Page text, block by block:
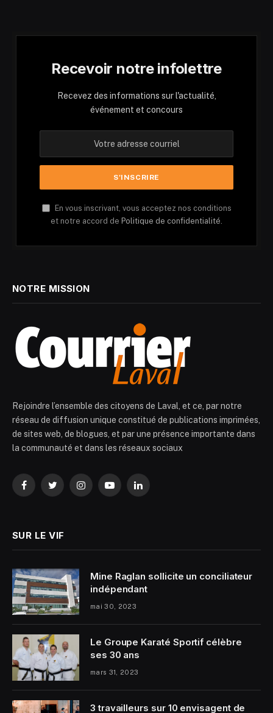
Recevoir notre infolettre
Recevez des informations sur l'actualité,
événement et concours
En vous inscrivant, vous acceptez nos conditions
et notre accord de Politique de confidentialité.
NOTRE MISSION
Rejoindre l’ensemble des citoyens de Laval, et ce, par notre
réseau de diffusion unique constitué de publications imprimées,
de sites web, de blogues, et par une présence importante dans
la communauté et dans les réseaux sociaux
FacebookTwitterInstagramYouTubeLinkedIn
SUR LE VIF
Mine Raglan sollicite un conciliateur
indépendant
mai 30, 2023
Le Groupe Karaté Sportif célèbre
ses 30 ans
mars 31, 2023
3 travailleurs sur 10 envisagent de